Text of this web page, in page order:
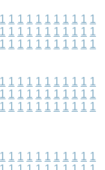
1 1 1 1 1 1 1 1 1 1 1
1 1 1 1 1 1 1 1 1 1 1
1 1 1 1 1 1 1 1 1 1 1
1 1 1 1 1 1 1 1 1 1 1
1 1 1 1 1 1 1 1 1 1 1
1 1 1 1 1 1 1 1 1 1 1
1 1 1 1 1 1 1 1 1 1 1